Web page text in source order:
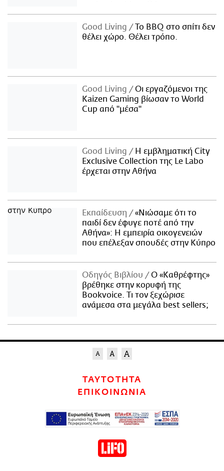
Good Living
Το BBQ στο σπίτι δεν
θέλει χώρο. Θέλει τρόπο.
Good Living
Οι εργαζόμενοι της
Kaizen Gaming βίωσαν το World
Cup από "μέσα"
Good Living
Η εμβληματική City
Exclusive Collection της Le Labo
έρχεται στην Αθήνα
Εκπαίδευση
«Νιώσαμε ότι το
παιδί δεν έφυγε ποτέ από την
Αθήνα»: Η εμπειρία οικογενειών
που επέλεξαν σπουδές στην Κύπρο
Οδηγός Βιβλίου
Ο «Καθρέφτης»
βρέθηκε στην κορυφή της
Bookvoice. Τι τον ξεχώρισε
ανάμεσα στα μεγάλα best sellers;
ΤΑΥΤΟΤΗΤΑ
ΕΠΙΚΟΙΝΩΝΙΑ